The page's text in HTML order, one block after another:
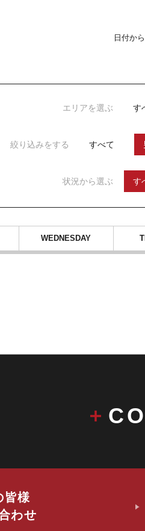
日付か
エリアを選ぶ す
絞り込みをする すべて
状況から選ぶ す
WEDNESDAY
皆様
わせ